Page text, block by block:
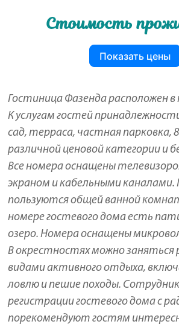
Стоимость
Показать цены
Гостиница Фазенда расположен в
К услугам гостей
сад, терраса, частная парковка,
различной ценовой категории и
Все номера оснащены
экраном и кабельными каналами.
пользуются общей ванной
номере гостевого дома есть
озеро. Номера оснащены
В окрестностях можно заняться
видами активного отдыха,
ловлю и пешие походы.
регистрации гостевого дома с
порекомендуют гостям